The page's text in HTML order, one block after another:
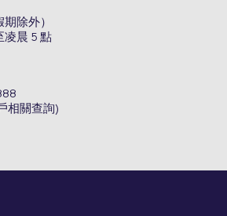
除外）
凌晨 5 點
相關查詢)